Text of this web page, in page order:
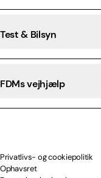
Test & Bilsyn
FDMs vejhjælp
Privatlivs- og cookiepolitik
Ophavsret